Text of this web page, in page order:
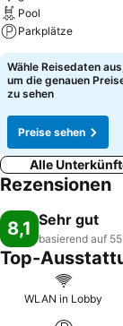
Pool
Parkplätze
Wähle Reisedaten
um die genauen
zu sehen
Preise sehen
Alle
Rezensionen
8,1 Sehr gut
basierend auf
Top-
WLAN in Lobby